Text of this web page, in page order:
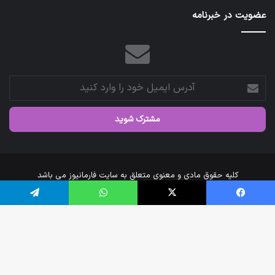
عالیات
شد.
عضویت در خبرنامه
آدرس
ایمیل
خود
وارد
کلیه حقوق مادی و معنوی متعلق به سایت فارمانیوز می باشد
خانه
ارتباط با ما
فیس بوک X واتس آپ تلگرام